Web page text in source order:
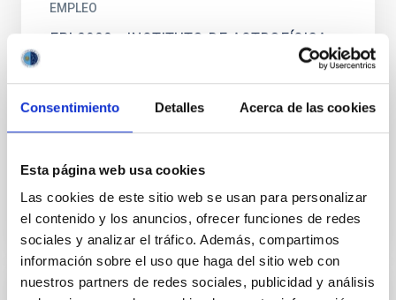
Consentimiento Detalles Acerca de las cookies
Esta página web usa cookies
Las cookies de este sitio web se usan para personalizar
el contenido y los anuncios, ofrecer funciones de redes
sociales y analizar el tráfico. Además, compartimos
información sobre el uso que haga del sitio web con
nuestros partners de redes sociales, publicidad y análisis
EMPLEO
FPI 2023 - INSTITUTO DE ASTROFÍSICA
PS-2023-096) El IAC (Tenerife) anuncia DOS
contratos pre-doctorales en Astrofísica en el marco